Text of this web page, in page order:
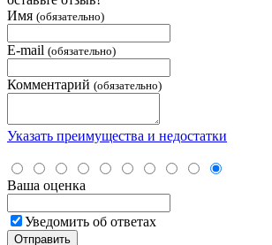
Имя (обязательно)
E-mail (обязательно)
Комментарий (обязательно)
Указать преимущества и недостатки
Ваша оценка
Уведомить об ответах